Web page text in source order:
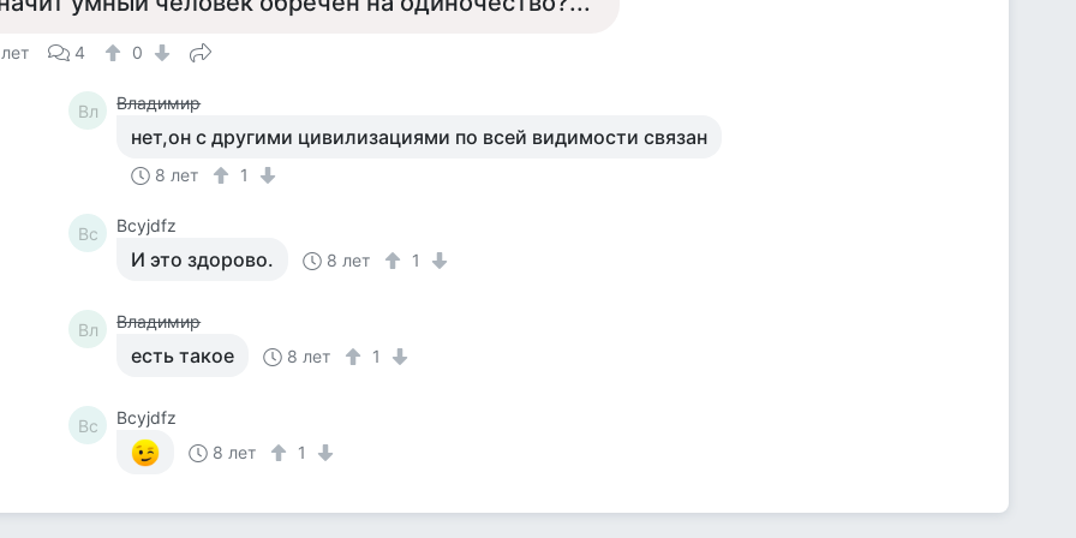
4 0
Вл Владимир
нет,он с другими цивилизациями по всей видимости связан
8 лет 1
Bc Bcyjdfz
И это здорово. 8 лет 1
Вл Владимир
есть такое 8 лет 1
Bc
Bcyjdfz
8 лет
1